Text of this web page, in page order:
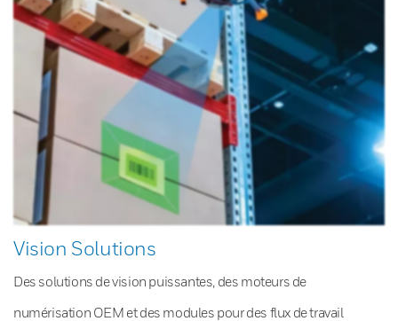
Vision Solutions
Des solutions de vision puissantes, des moteurs de
numérisation OEM et des modules pour des flux de travail